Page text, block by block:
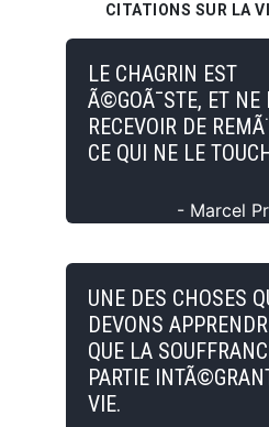
CITATIONS SUR LA
LE CHAGRIN EST
Ã©GOÃ¯STE, ET NE
RECEVOIR DE
CE QUI NE LE
- Marcel
UNE DES CHOSES
DEVONS
QUE LA
PARTIE
VIE.